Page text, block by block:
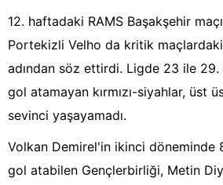
12. haftadaki RAMS Başakşehir
Portekizli Velho da kritik maçlardaki
adından söz ettirdi. Ligde 23 ile 29.
gol atamayan kırmızı-siyahlar, üst
sevinci yaşayamadı.
Volkan Demirel'in ikinci döneminde
gol atabilen Gençlerbirliği, Metin